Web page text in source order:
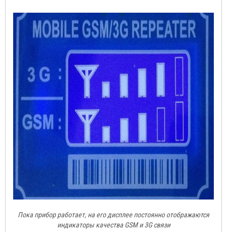
Пока прибор работает, на его дисплее постоянно отображаются
индикаторы качества GSM и 3G связи